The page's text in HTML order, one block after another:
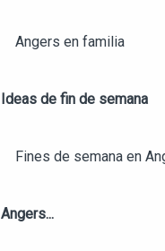
Angers en familia
Ideas de fin de semana
Fines de semana en
Angers...